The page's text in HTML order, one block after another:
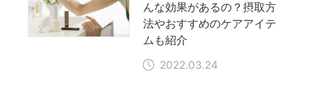
んな効果があるの？摂取方
法やおすすめのケアアイテ
ムも紹介
2022.03.24